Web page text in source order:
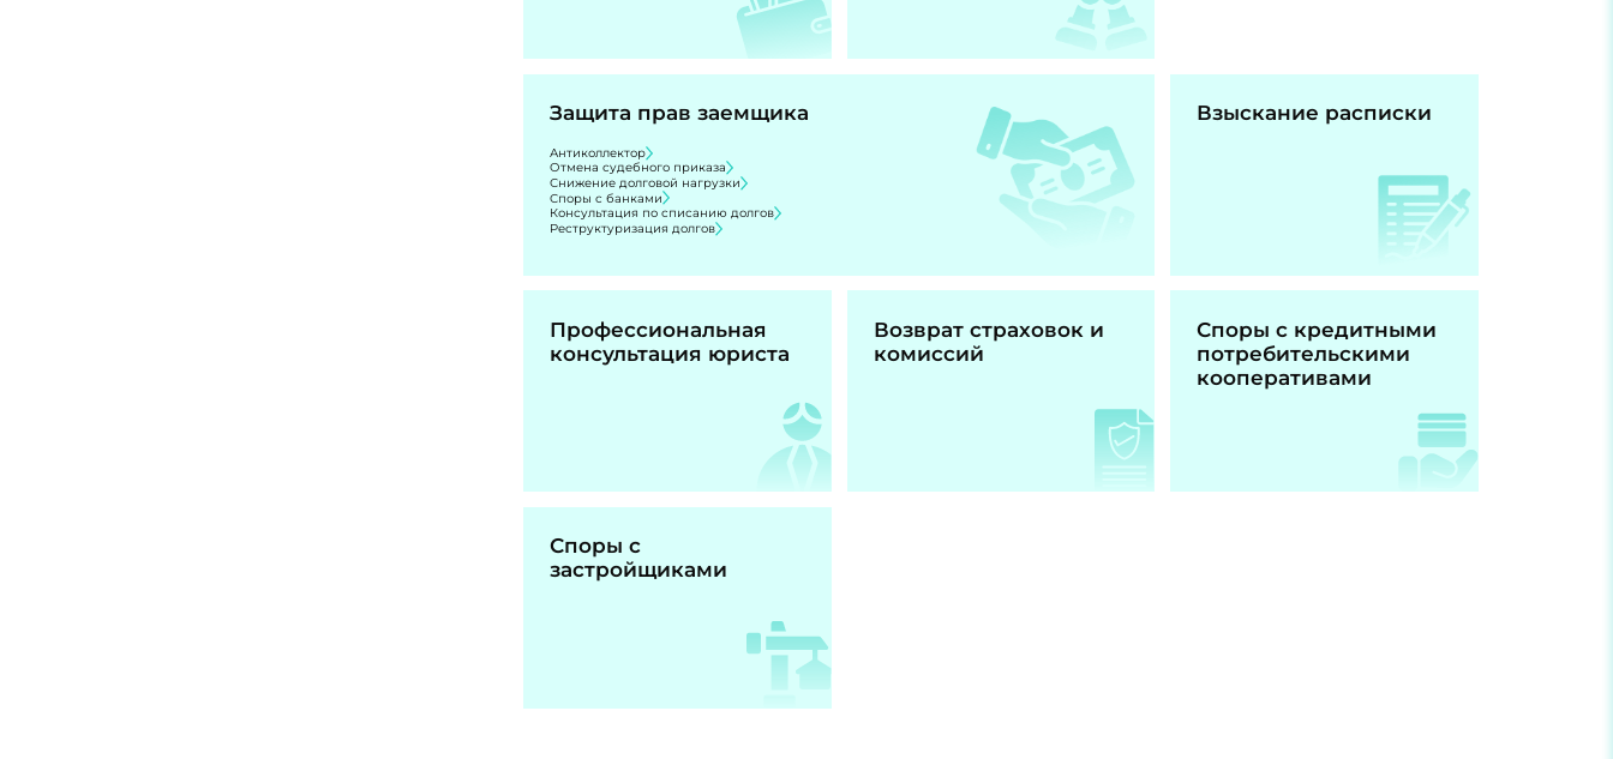
Защита прав заемщика
Антиколлектор
Отмена судебного приказа
Снижение долговой нагрузки
Споры с банками
Консультация по списанию долгов
Реструктуризация долгов
Взыскание расписки
Профессиональная
консультация юриста
Возврат страховок и
комиссий
Споры с кредитными
потребительскими
кооперативами
Споры с
застройщиками